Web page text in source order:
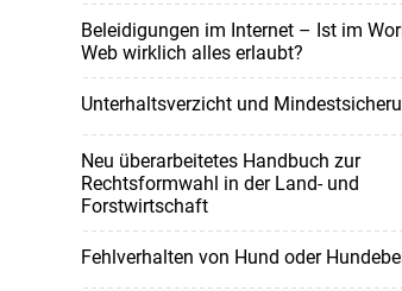
Beleidigungen im Internet – Ist im
Web wirklich alles erlaubt?
Unterhaltsverzicht und
Neu überarbeitetes Handbuch zur
Rechtsformwahl in der Land- und
Forstwirtschaft
Fehlverhalten von Hund oder